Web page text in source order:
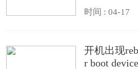
时间 : 04-17
开机出现
r boot